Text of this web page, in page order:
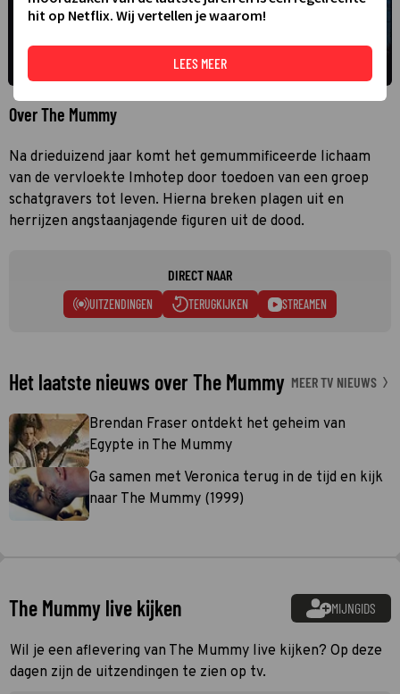
Over The Mummy
Na drieduizend jaar komt het gemummificeerde lichaam
van de vervloekte Imhotep door toedoen van een groep
schatgravers tot leven. Hierna breken plagen uit en
herrijzen angstaanjagende figuren uit de dood.
DIRECT NAAR
UITZENDINGEN TERUGKIJKEN STREAMEN
Het laatste nieuws over The Mummy MEER TV NIEUWS
Brendan Fraser ontdekt het geheim van
Egypte in The Mummy
Ga samen met Veronica terug in de tijd en kijk
naar The Mummy (1999)
The Mummy live kijken MIJNGIDS
Wil je een aflevering van The Mummy live kijken? Op deze
dagen zijn de uitzendingen te zien op tv.
hit op Netflix. Wij vertellen je waarom!
LEES MEER